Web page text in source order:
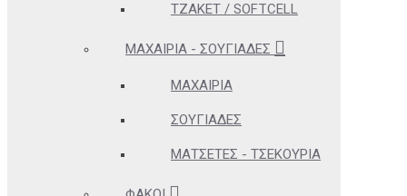
ΤΖΆΚΕΤ / SOFTCELL
ΜΑΧΑΊΡΙΑ - ΣΟΥΓΙΆΔΕΣ
ΜΑΧΑΊΡΙΑ
ΣΟΥΓΙΆΔΕΣ
ΜΑΤΣΈΤΕΣ - ΤΣΕΚΟΎΡΙΑ